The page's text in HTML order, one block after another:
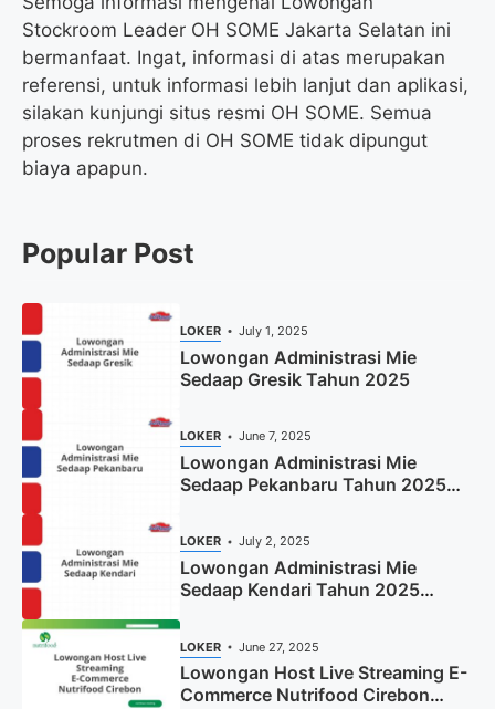
Stockroom Leader OH SOME Jakarta Selatan ini
bermanfaat. Ingat, informasi di atas merupakan
referensi, untuk informasi lebih lanjut dan aplikasi,
silakan kunjungi situs resmi OH SOME. Semua
proses rekrutmen di OH SOME tidak dipungut
biaya apapun.
Popular Post
LOKER July 1, 2025
Lowongan Administrasi Mie
Sedaap Gresik Tahun 2025
LOKER June 7, 2025
Lowongan Administrasi Mie
Sedaap Pekanbaru Tahun 2025
LOKER July 2, 2025
Lowongan Administrasi Mie
Sedaap Kendari Tahun 2025
LOKER June 27, 2025
Lowongan Host Live Streaming E-
Commerce Nutrifood Cirebon